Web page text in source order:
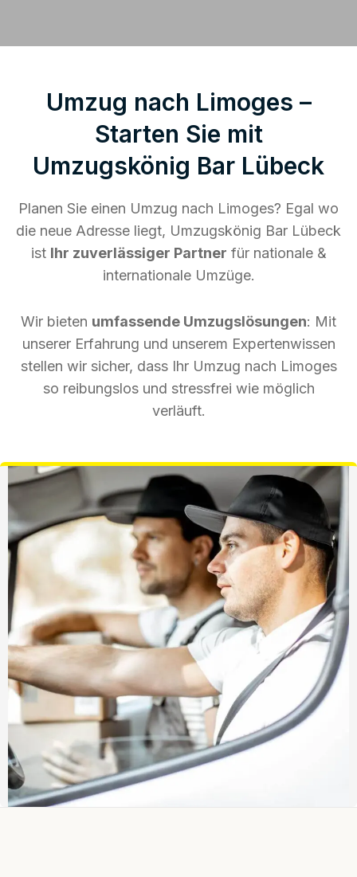
Umzug nach Limoges –
Starten Sie mit
Umzugskönig Bar Lübeck
Planen Sie einen Umzug nach Limoges? Egal wo
die neue Adresse liegt, Umzugskönig Bar Lübeck
ist Ihr zuverlässiger Partner für nationale &
internationale Umzüge.
Wir bieten umfassende Umzugslösungen: Mit
unserer Erfahrung und unserem Expertenwissen
stellen wir sicher, dass Ihr Umzug nach Limoges
so reibungslos und stressfrei wie möglich
verläuft.